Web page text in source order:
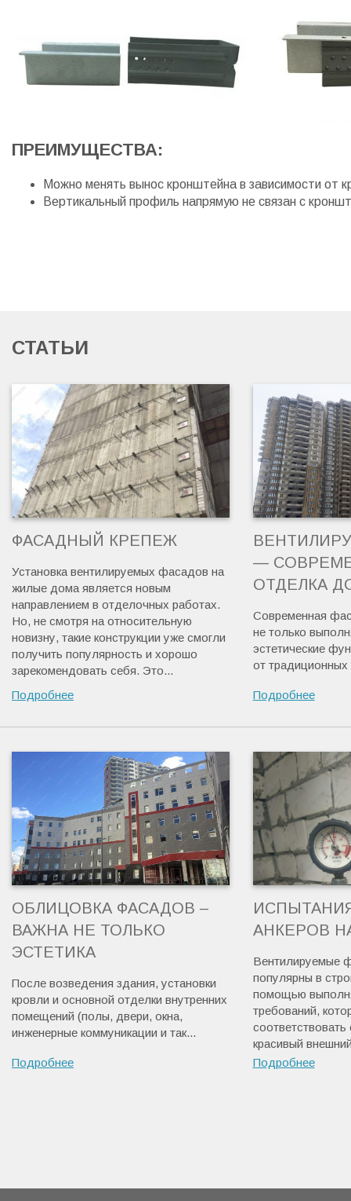
ПРЕИМУЩЕСТВА:
Можно менять вынос кронштейна в зависимости от
Вертикальный профиль напрямую не связан с
СТАТЬИ
ФАСАДНЫЙ КРЕПЕЖ
Установка вентилируемых фасадов на
жилые дома является новым
направлением в отделочных работах.
Но, не смотря на относительную
новизну, такие конструкции уже смогли
получить популярность и хорошо
зарекомендовать себя. Это...
Подробнее
—
ОТДЕЛКА
Современная
не только
эстетические
от
Подробнее
ОБЛИЦОВКА ФАСАДОВ –
ВАЖНА НЕ ТОЛЬКО
ЭСТЕТИКА
После возведения здания, установки
кровли и основной отделки внутренних
помещений (полы, двери, окна,
инженерные коммуникации и так...
Подробнее
АНКЕРОВ
Вентилируемые
популярны в
помощью
требований,
красивый
Подробнее